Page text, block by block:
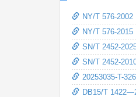
NY/T 576-
NY/T 576-
SN/T 2452-
SN/T 2452-
20253035-T-
DB15/T